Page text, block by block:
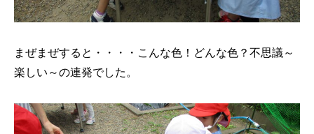
まぜまぜすると・・・・こんな色！どんな色？不思議～
楽しい～の連発でした。